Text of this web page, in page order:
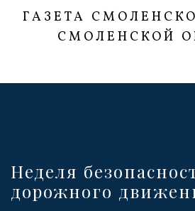
ГАЗЕТА
СМОЛЕНСКОЙ
Неделя
дорожного